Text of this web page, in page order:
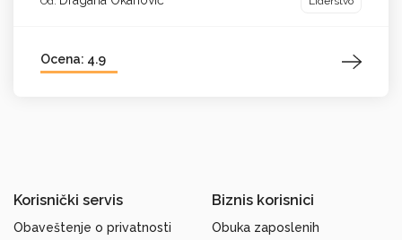
Ocena: 4.9
Korisnički servis
Obaveštenje o privatnosti
Biznis korisnici
Obuka zaposlenih